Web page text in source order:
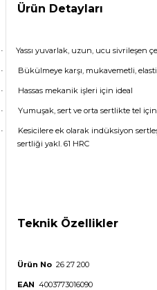
Ürün Detayları
· Yassı yuvarlak, uzun, ucu sivrileşen
· Bükülmeye karşı, mukavemetli,
· Hassas mekanik işleri için ideal
· Yumuşak, sert ve orta sertlikte tel
·
Kesicilere ek olarak indüksiyon
sertliği yakl. 61 HRC
Teknik Özellikler
Ürün No 26 27 200
EAN 4003773016090